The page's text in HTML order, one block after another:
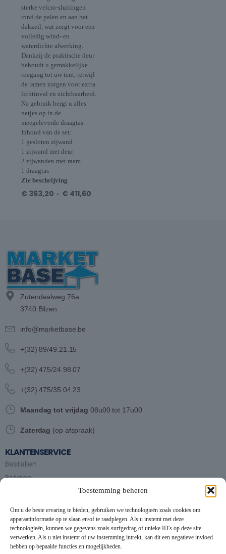
Toestemming beheren
Om u de beste ervaring te bieden, gebruiken we technologieën zoals cookies om
apparaatinformatie op te slaan en/of te raadplegen. Als u instemt met deze
technologieën, kunnen we gegevens zoals surfgedrag of unieke ID's op deze site
verwerken. Als u niet instemt of uw instemming intrekt, kan dit een negatieve invloed
hebben op bepaalde functies en mogelijkheden.
sterke velcro-sluitingen
rond de palen en aan het
dakzeil, wat zorgt voor een
volledig wind- en
waterdichte afwerking.
Dankzij de praktische deur
behoudt u gemakkelijke
toegang tot uw tent, terwijl
de ramen zorgen voor extra
lichtinval en zichtbaarheid.
Na gebruik bergt u alles
netjes op in de
meegeleverde draagtas.
Inhoud van de set:
1 gesloten zijwand
1 zijwand met deur
2 zijwanden met raam
1 draagtas
Zie beschrijving
€ 363,20 - € 411,60
Zutendaalweg 76a
3740 Bilzen
info@marketbase.be
+(32) 89/49.21.15
+(32) 475/24.98.07
+(32) 475/35.04.23
Maandag tot vrijdag 08u00 tot 17u00
Zaterdag (op afspraak)
KLANTENSERVICE
Bestellen
Betalen
Partytent huren
Handleiding partytenten
VOORWAARDEN